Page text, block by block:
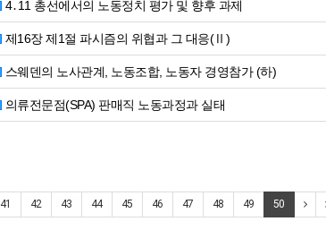
4․11 총선에서의 노동정치 평가 및 향후 과제
제16장 제1절 파시즘의 위협과 그 대응(Ⅱ)
스웨덴의 노사관계, 노동조합, 노동자 경영참가 (하)
의류전문점(SPA) 판매직 노동과정과 실태
41 42 43 44 45 46 47 48 49 50